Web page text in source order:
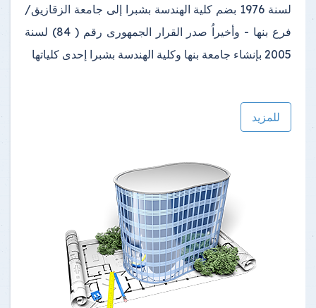
لسنة 1976 بضم كلية الهندسة بشبرا إلى جامعة الزقازيق/
فرع بنها - وأخيراُ صدر القرار الجمهورى رقم ( 84) لسنة
2005 بإنشاء جامعة بنها وكلية الهندسة بشبرا إحدى كلياتها
للمزيد